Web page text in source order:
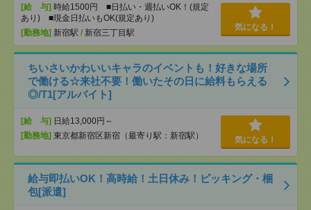
[給 与] 時給1500円 ■日払い・週払いOK！(規定
あり) ■現金日払いもOK(規定あり)
[勤務地] 新宿駅 / 新宿三丁目駅
気になる！
ちいさいかわいいキャラのイベントも！好きな場所
で働ける☆来社不要！働いたその日に給料もらえる
◎/T1[アルバイト]
[給 与] 日給13,000円～
[勤務地] 東京都新宿区新宿（最寄り駅：新宿駅） 気になる！
給与即払いOK！高時給！土日休み！ピッキング・梱
包[派遣]